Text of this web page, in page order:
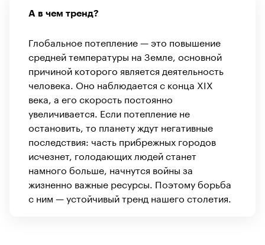
А в чем тренд?
Глобальное потепление — это повышение
средней температуры на Земле, основной
причиной которого является деятельность
человека. Оно наблюдается с конца XIX
века, а его скорость постоянно
увеличивается. Если потепление не
остановить, то планету ждут негативные
последствия: часть прибрежных городов
исчезнет, голодающих людей станет
намного больше, начнутся войны за
жизненно важные ресурсы. Поэтому борьба
с ним — устойчивый тренд нашего столетия.